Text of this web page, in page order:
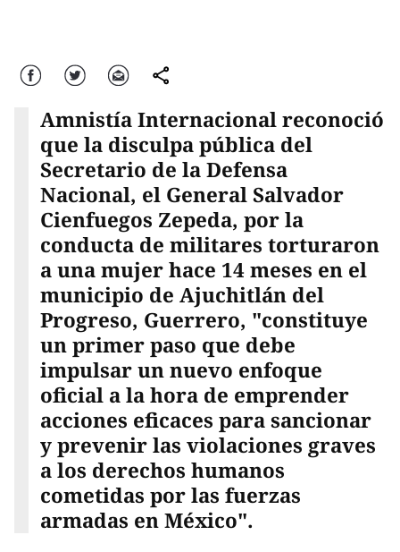
Facebook Twitter Correo comparte
Amnistía Internacional reconoció
que la disculpa pública del
Secretario de la Defensa
Nacional, el General Salvador
Cienfuegos Zepeda, por la
conducta de militares torturaron
a una mujer hace 14 meses en el
municipio de Ajuchitlán del
Progreso, Guerrero, "constituye
un primer paso que debe
impulsar un nuevo enfoque
oficial a la hora de emprender
acciones eficaces para sancionar
y prevenir las violaciones graves
a los derechos humanos
cometidas por las fuerzas
armadas en México".